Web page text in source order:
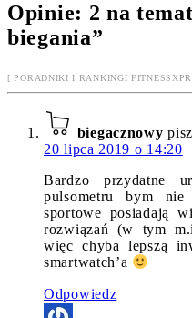
Opinie: 2 na
biegania”
[ PORADNIKI I RANKINGI
biegacznowy
20 lipca 2019 o 14:20
Bardzo przydatne
pulsometru bym nie
sportowe posiadają
rozwiązań (w tym
więc chyba lepszą
smartwatch’a
Odpowiedz